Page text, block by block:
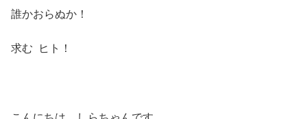
誰かおらぬか！
求む ヒト！